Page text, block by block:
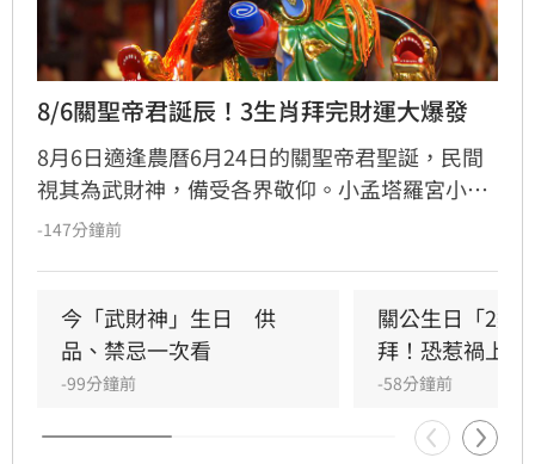
8/6關聖帝君誕辰！3生肖拜完財運大爆發
8月6日適逢農曆6月24日的關聖帝君聖誕，民間
視其為武財神，備受各界敬仰。小孟塔羅宮小立
指出，關聖帝君誕辰當日誠心祭拜，有望獲得神
產；生肖狗偏財運強，有望獲意外之財。專家強
調，無論生肖為何，只要虔誠備妥供品祭祀，皆
能祈求聖帝祖庇佑，迎來事業順遂與財源廣進的
好運勢，建議民眾把握良機，為下半年佈局求
財。
-147分鐘前
今「武財神」生日　供
品、禁忌一次看
-99分鐘前
關公生日「2類
拜！恐惹禍上身
-58分鐘前